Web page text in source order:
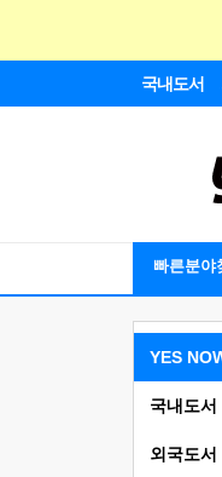
국내도서
빠른분야
YES
국내도서
외국도서